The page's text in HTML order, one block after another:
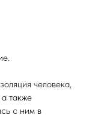
человека,
также
с ним в